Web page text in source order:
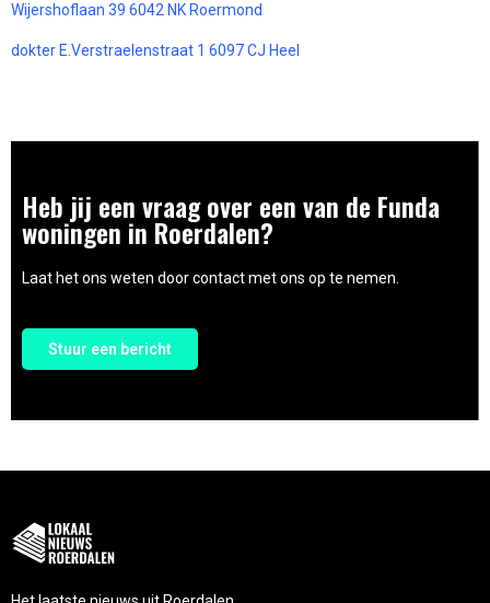
Wijershoflaan 39 6042 NK Roermond
dokter E.Verstraelenstraat 1 6097 CJ Heel
Heb jij een vraag over een van de Funda
woningen in Roerdalen?
Laat het ons weten door contact met ons op te nemen.
Stuur een bericht